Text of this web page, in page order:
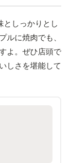
としっかりとし
ルに焼肉でも、
よ。ぜひ店頭で
しさを堪能して